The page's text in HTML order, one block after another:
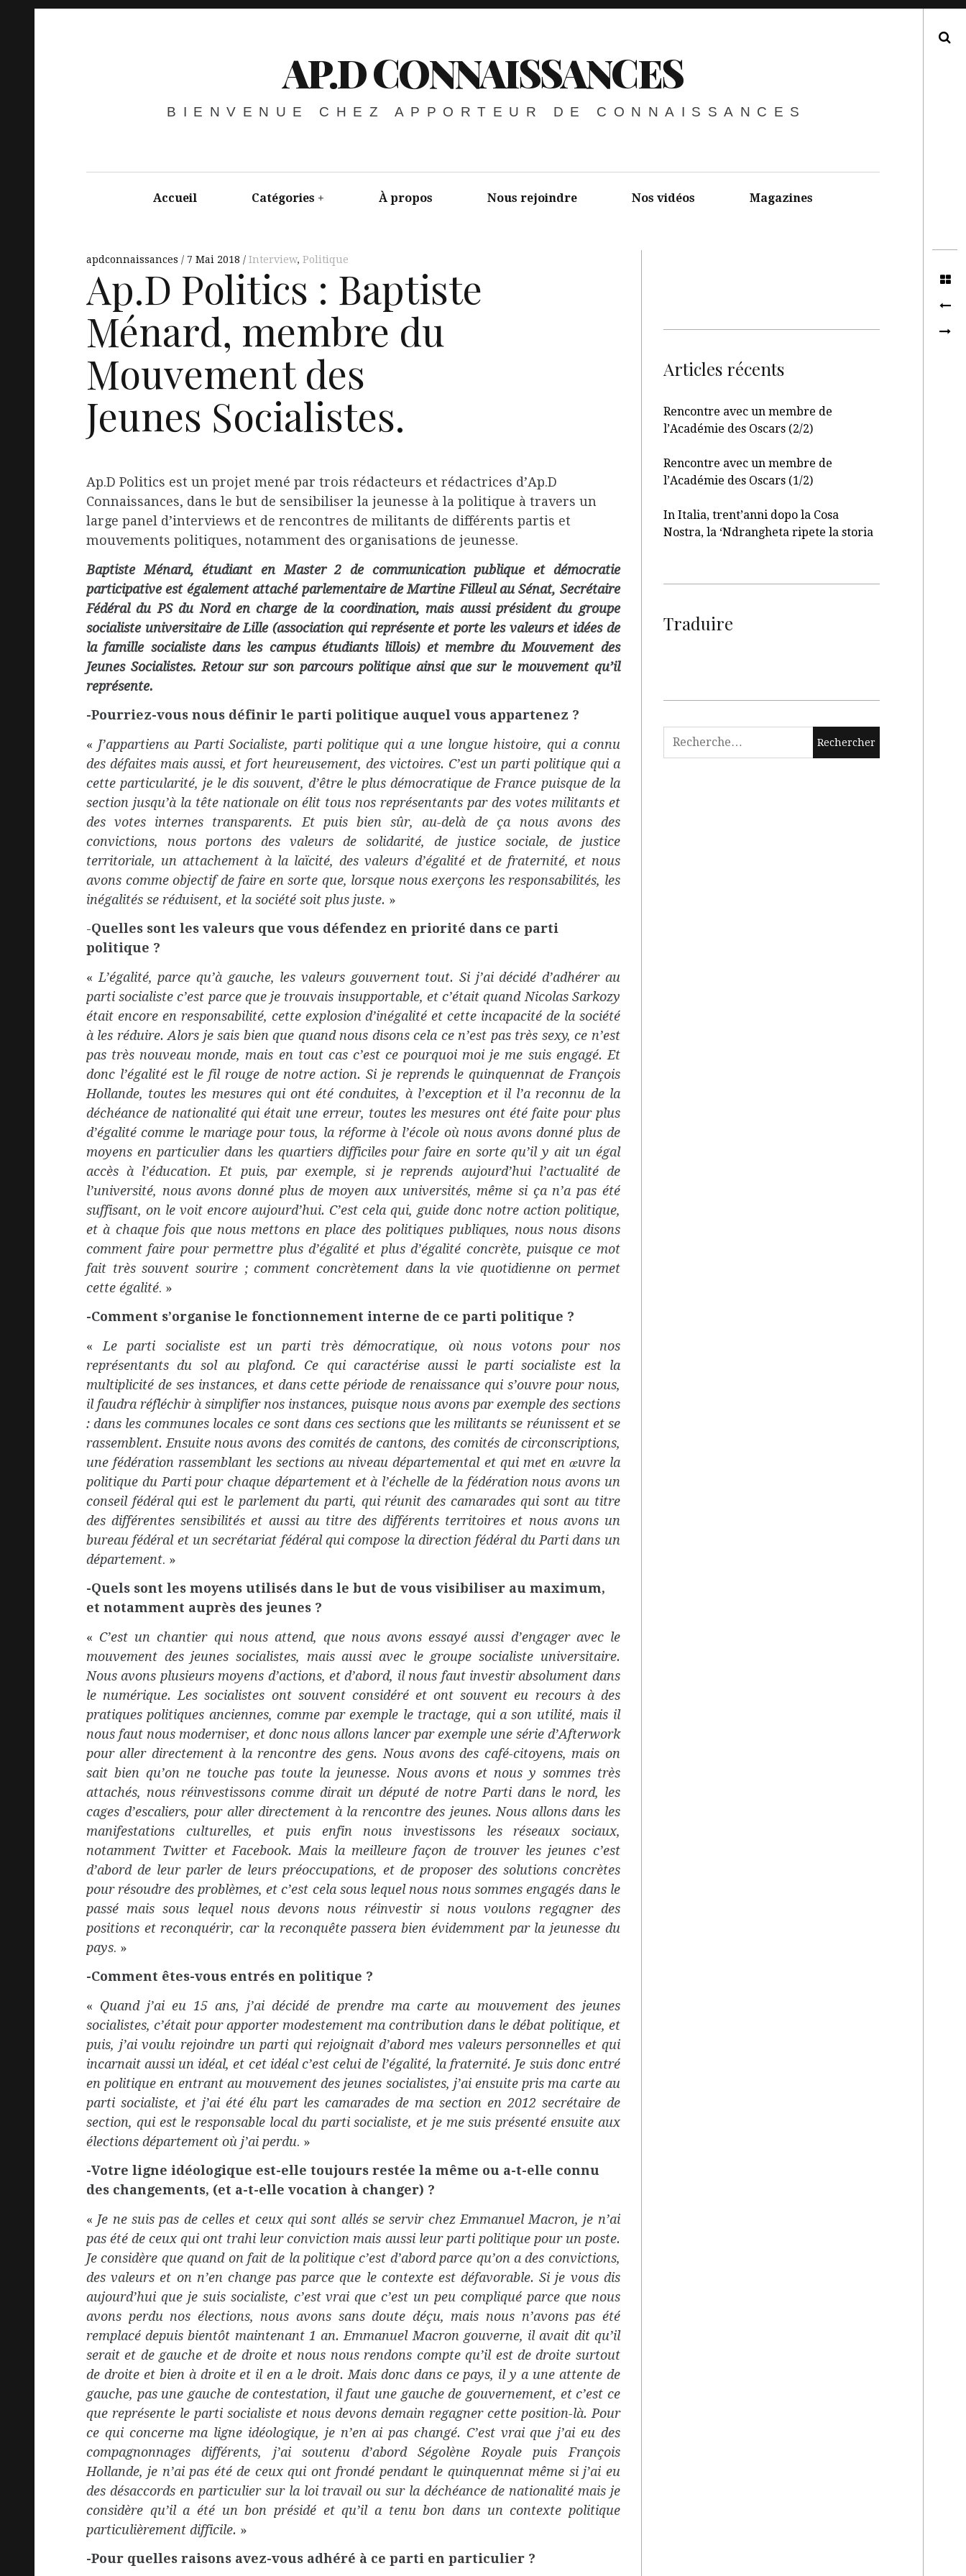
AP.D CONNAISSANCES
BIENVENUE CHEZ APPORTEUR DE CONNAISSANCES
Accueil Catégories À propos Nous rejoindre Nos vidéos Magazines
apdconnaissances 7 Mai 2018 Interview, Politique
Ap.D Politics : Baptiste
Ménard, membre du
Mouvement des
Jeunes Socialistes.
Ap.D Politics est un projet mené par trois rédacteurs et rédactrices d’Ap.D
Connaissances, dans le but de sensibiliser la jeunesse à la politique à travers un
large panel d’interviews et de rencontres de militants de différents partis et
mouvements politiques, notamment des organisations de jeunesse.
Baptiste Ménard, étudiant en Master 2 de communication publique et démocratie
participative est également attaché parlementaire de Martine Filleul au Sénat, Secrétaire
Fédéral du PS du Nord en charge de la coordination, mais aussi président du groupe
socialiste universitaire de Lille (association qui représente et porte les valeurs et idées de
la famille socialiste dans les campus étudiants lillois) et membre du Mouvement des
Jeunes Socialistes. Retour sur son parcours politique ainsi que sur le mouvement qu’il
représente.
-Pourriez-vous nous définir le parti politique auquel vous appartenez ?
« J’appartiens au Parti Socialiste, parti politique qui a une longue histoire, qui a connu
des défaites mais aussi, et fort heureusement, des victoires. C’est un parti politique qui a
cette particularité, je le dis souvent, d’être le plus démocratique de France puisque de la
section jusqu’à la tête nationale on élit tous nos représentants par des votes militants et
des votes internes transparents. Et puis bien sûr, au-delà de ça nous avons des
convictions, nous portons des valeurs de solidarité, de justice sociale, de justice
territoriale, un attachement à la laïcité, des valeurs d’égalité et de fraternité, et nous
avons comme objectif de faire en sorte que, lorsque nous exerçons les responsabilités, les
inégalités se réduisent, et la société soit plus juste. »
-Quelles sont les valeurs que vous défendez en priorité dans ce parti
politique ?
« L’égalité, parce qu’à gauche, les valeurs gouvernent tout. Si j’ai décidé d’adhérer au
parti socialiste c’est parce que je trouvais insupportable, et c’était quand Nicolas Sarkozy
était encore en responsabilité, cette explosion d’inégalité et cette incapacité de la société
à les réduire. Alors je sais bien que quand nous disons cela ce n’est pas très sexy, ce n’est
pas très nouveau monde, mais en tout cas c’est ce pourquoi moi je me suis engagé. Et
donc l’égalité est le fil rouge de notre action. Si je reprends le quinquennat de François
Hollande, toutes les mesures qui ont été conduites, à l’exception et il l’a reconnu de la
déchéance de nationalité qui était une erreur, toutes les mesures ont été faite pour plus
d’égalité comme le mariage pour tous, la réforme à l’école où nous avons donné plus de
moyens en particulier dans les quartiers difficiles pour faire en sorte qu’il y ait un égal
accès à l’éducation. Et puis, par exemple, si je reprends aujourd’hui l’actualité de
l’université, nous avons donné plus de moyen aux universités, même si ça n’a pas été
suffisant, on le voit encore aujourd’hui. C’est cela qui, guide donc notre action politique,
et à chaque fois que nous mettons en place des politiques publiques, nous nous disons
comment faire pour permettre plus d’égalité et plus d’égalité concrète, puisque ce mot
fait très souvent sourire ; comment concrètement dans la vie quotidienne on permet
cette égalité. »
-Comment s’organise le fonctionnement interne de ce parti politique ?
« Le parti socialiste est un parti très démocratique, où nous votons pour nos
représentants du sol au plafond. Ce qui caractérise aussi le parti socialiste est la
multiplicité de ses instances, et dans cette période de renaissance qui s’ouvre pour nous,
il faudra réfléchir à simplifier nos instances, puisque nous avons par exemple des sections
: dans les communes locales ce sont dans ces sections que les militants se réunissent et se
rassemblent. Ensuite nous avons des comités de cantons, des comités de circonscriptions,
une fédération rassemblant les sections au niveau départemental et qui met en œuvre la
politique du Parti pour chaque département et à l’échelle de la fédération nous avons un
conseil fédéral qui est le parlement du parti, qui réunit des camarades qui sont au titre
des différentes sensibilités et aussi au titre des différents territoires et nous avons un
bureau fédéral et un secrétariat fédéral qui compose la direction fédéral du Parti dans un
département. »
-Quels sont les moyens utilisés dans le but de vous visibiliser au maximum,
et notamment auprès des jeunes ?
« C’est un chantier qui nous attend, que nous avons essayé aussi d’engager avec le
mouvement des jeunes socialistes, mais aussi avec le groupe socialiste universitaire.
Nous avons plusieurs moyens d’actions, et d’abord, il nous faut investir absolument dans
le numérique. Les socialistes ont souvent considéré et ont souvent eu recours à des
pratiques politiques anciennes, comme par exemple le tractage, qui a son utilité, mais il
nous faut nous moderniser, et donc nous allons lancer par exemple une série d’Afterwork
pour aller directement à la rencontre des gens. Nous avons des café-citoyens, mais on
sait bien qu’on ne touche pas toute la jeunesse. Nous avons et nous y sommes très
attachés, nous réinvestissons comme dirait un député de notre Parti dans le nord, les
cages d’escaliers, pour aller directement à la rencontre des jeunes. Nous allons dans les
manifestations culturelles, et puis enfin nous investissons les réseaux sociaux,
notamment Twitter et Facebook. Mais la meilleure façon de trouver les jeunes c’est
d’abord de leur parler de leurs préoccupations, et de proposer des solutions concrètes
pour résoudre des problèmes, et c’est cela sous lequel nous nous sommes engagés dans le
passé mais sous lequel nous devons nous réinvestir si nous voulons regagner des
positions et reconquérir, car la reconquête passera bien évidemment par la jeunesse du
pays. »
-Comment êtes-vous entrés en politique ?
« Quand j’ai eu 15 ans, j’ai décidé de prendre ma carte au mouvement des jeunes
socialistes, c’était pour apporter modestement ma contribution dans le débat politique, et
puis, j’ai voulu rejoindre un parti qui rejoignait d’abord mes valeurs personnelles et qui
incarnait aussi un idéal, et cet idéal c’est celui de l’égalité, la fraternité. Je suis donc entré
en politique en entrant au mouvement des jeunes socialistes, j’ai ensuite pris ma carte au
parti socialiste, et j’ai été élu part les camarades de ma section en 2012 secrétaire de
section, qui est le responsable local du parti socialiste, et je me suis présenté ensuite aux
élections département où j’ai perdu. »
-Votre ligne idéologique est-elle toujours restée la même ou a-t-elle connu
des changements, (et a-t-elle vocation à changer) ?
« Je ne suis pas de celles et ceux qui sont allés se servir chez Emmanuel Macron, je n’ai
pas été de ceux qui ont trahi leur conviction mais aussi leur parti politique pour un poste.
Je considère que quand on fait de la politique c’est d’abord parce qu’on a des convictions,
des valeurs et on n’en change pas parce que le contexte est défavorable. Si je vous dis
aujourd’hui que je suis socialiste, c’est vrai que c’est un peu compliqué parce que nous
avons perdu nos élections, nous avons sans doute déçu, mais nous n’avons pas été
remplacé depuis bientôt maintenant 1 an. Emmanuel Macron gouverne, il avait dit qu’il
serait et de gauche et de droite et nous nous rendons compte qu’il est de droite surtout
de droite et bien à droite et il en a le droit. Mais donc dans ce pays, il y a une attente de
gauche, pas une gauche de contestation, il faut une gauche de gouvernement, et c’est ce
que représente le parti socialiste et nous devons demain regagner cette position-là. Pour
ce qui concerne ma ligne idéologique, je n’en ai pas changé. C’est vrai que j’ai eu des
compagnonnages différents, j’ai soutenu d’abord Ségolène Royale puis François
Hollande, je n’ai pas été de ceux qui ont frondé pendant le quinquennat même si j’ai eu
des désaccords en particulier sur la loi travail ou sur la déchéance de nationalité mais je
considère qu’il a été un bon présidé et qu’il a tenu bon dans un contexte politique
particulièrement difficile. »
-Pour quelles raisons avez-vous adhéré à ce parti en particulier ?
Articles récents
Rencontre avec un membre de
l’Académie des Oscars (2/2)
Rencontre avec un membre de
l’Académie des Oscars (1/2)
In Italia, trent’anni dopo la Cosa
Nostra, la ‘Ndrangheta ripete la storia
Traduire